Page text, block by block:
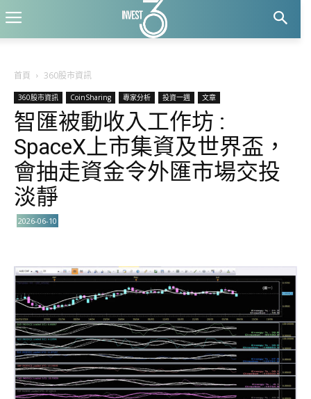
首頁 360股市資訊
360股市資訊 CoinSharing 專家分析 投資一週 文章
智匯被動收入工作坊 :
SpaceX上市集資及世界盃，
會抽走資金令外匯市場交投
淡靜
2026-06-10